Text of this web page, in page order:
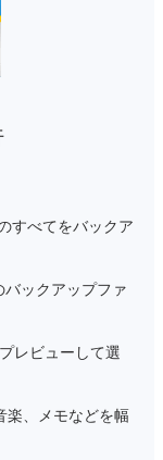
すべてをバックア
ックアップファ
レビューして選
楽、メモなどを幅